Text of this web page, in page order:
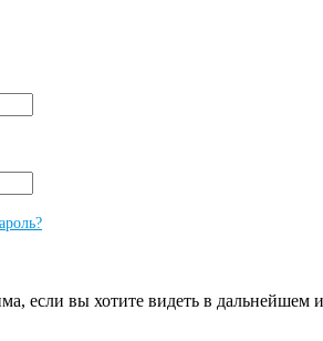
если вы хотите видеть в дальнейшем